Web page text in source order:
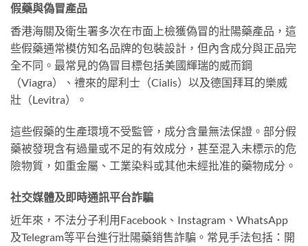
假藥與偽冒產品
香港海關及衛生署多次在市面上檢獲偽冒的壯陽藥產品，這
些假藥通常模仿知名品牌的包裝設計，但內含成分與正品完
全不同。最常見的偽冒目標包括美國輝瑞的威而鋼
（Viagra）、禮來的犀利士（Cialis）以及德国拜耳的樂威
壯（Levitra）。
這些假藥的生產環境不受監管，成分含量無法保證。部分假
藥被發現含有過量或不足的有效成分，甚至混入未標示的危
險物質，如重金屬、工業染料或其他未經批准的藥物成分。
社交媒體及即時通訊平台詐騙
近年來，不法分子利用Facebook、Instagram、WhatsApp
及Telegram等平台進行壯陽藥銷售詐騙。常見手法包括：開